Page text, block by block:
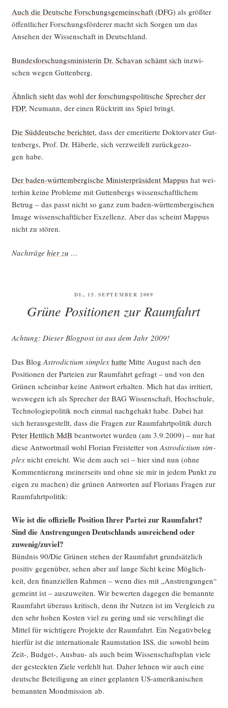
Auch die Deut­sche For­schungs­ge­mein­schaft (DFG)als größ­ter
öffent­li­cher For­schungs­för­de­rer macht sich Sor­gen um das
Anse­hen der Wis­sen­schaft in Deutschland.
Bun­des­for­schungs­mi­nis­te­rin Dr. Scha­van schämt sich inzwi­
schen wegen Guttenberg.
Ähn­lich sieht das wohl der for­schungs­po­li­ti­sche Spre­cher der
FDP, Neu­mann, der einen Rück­tritt ins Spiel bringt.
Die Süd­deut­sche berich­tet, dass der eme­ri­tier­te Dok­tor­va­ter Gut­
ten­bergs, Prof. Dr. Häber­le, sich ver­zwei­felt zurück­ge­zo­
gen habe.
Der baden-würt­tem­ber­gi­sche Minis­ter­prä­si­dent Map­pushat wei­
ter­hin kei­ne Pro­ble­me mit Gut­ten­bergs wis­sen­schaft­li­chem
Betrug – das passt nicht so ganz zum baden-würt­tem­ber­gi­schen
Image wis­sen­schaft­li­cher Exzel­lenz. Aber das scheint Map­pus
nicht zu stören.
Nach­trä­ge hier zu …
VERÖFFENTLICHT
DI., 15. SEPTEMBER 2009
Grüne Positionen zur Raumfahrt
Ach­tung: Die­ser Blog­post ist aus dem Jahr 2009!
Das Blog Astro­dic­ti­um sim­plex hat­teMit­te August nach den
Posi­tio­nen der Par­tei­en zur Raum­fahrt gefragt – und von den
Grü­nen schein­bar kei­ne Ant­wort erhal­ten. Mich hat das irri­tiert,
wes­we­gen ich als Spre­cher der BAG Wis­sen­schaft, Hoch­schu­le,
Tech­no­lo­gie­po­li­tik noch ein­mal nach­ge­hakt habe. Dabei hat
sich her­aus­ge­stellt, dass die Fra­gen zur Raum­fahrt­po­li­tik durch
Peter Hett­lich MdB beant­wor­tet wur­den (am 3.9.2009) – nur hat
die­se Ant­wort­mail wohl Flo­ri­an Frei­stet­ter von Astro­dic­ti­um sim­
plexnicht erreicht. Wie dem auch sei – hier sind nun (ohne
Kom­men­tie­rung mei­ner­seits und ohne sie mir in jedem Punkt zu
eigen zu machen) die grü­nen Ant­wor­ten auf Flo­ri­ans Fra­gen zur
Raumfahrtpolitik:
Wie ist die offi­zi­el­le Posi­ti­on Ihrer Par­tei zur Raum­fahrt?
Sind die Anstren­gun­gen Deutsch­lands aus­rei­chend oder
zuwenig/zuviel?
Bünd­nis 90/Die Grü­nen ste­hen der Raum­fahrt grund­sätz­lich
posi­tiv gegen­über, sehen aber auf lan­ge Sicht kei­ne Mög­lich­
keit, den finan­zi­el­len Rah­men – wenn dies mit „Anstren­gun­gen“
gemeint ist – aus­zu­wei­ten. Wir bewer­ten dage­gen die bemann­te
Raum­fahrt über­aus kri­tisch, denn ihr Nut­zen ist im Ver­gleich zu
den sehr hohen Kos­ten viel zu gering und sie ver­schlingt die
Mit­tel für wich­ti­ge­re Pro­jek­te der Raum­fahrt. Ein Nega­tiv­be­leg
hier­für ist die inter­na­tio­na­le Raum­sta­ti­on ISS, die sowohl beim
Zeit‑, Budget‑, Aus­bau- als auch beim Wis­sen­schafts­plan vie­le
der gesteck­ten Zie­le ver­fehlt hat. Daher leh­nen wir auch eine
deut­sche Betei­li­gung an einer geplan­ten US-ame­ri­ka­ni­schen
bemann­ten Mond­mis­si­on ab.